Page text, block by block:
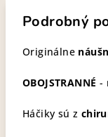
Podrobný
Originálne
OBOJSTRANNÉ -
Háčiky sú z